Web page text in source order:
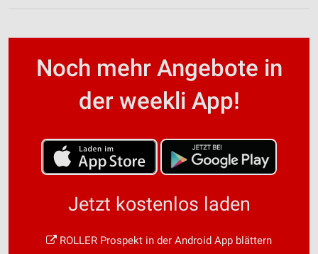
Noch mehr Angebote in
der weekli App!
Jetzt kostenlos laden
ROLLER Prospekt in der Android App blättern